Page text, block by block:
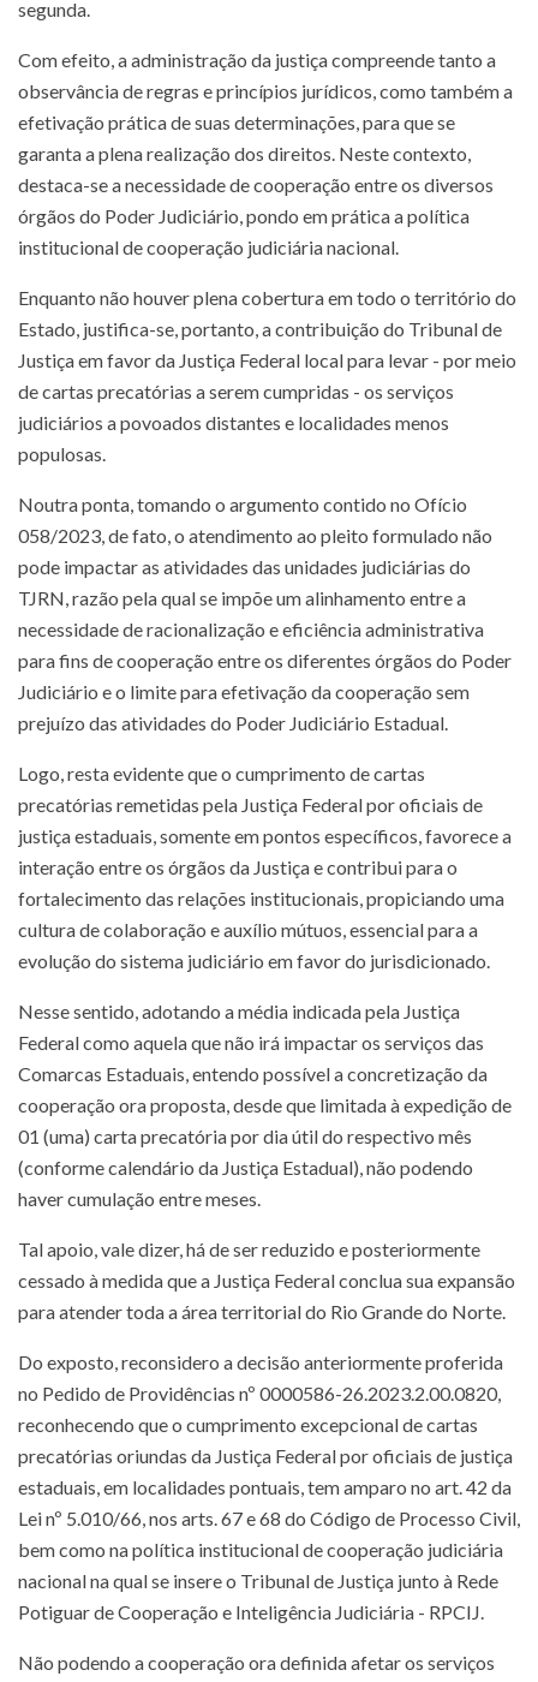
segunda.
Com efeito, a administração da justiça compreende tanto a
observância de regras e princípios jurídicos, como também a
efetivação prática de suas determinações, para que se
garanta a plena realização dos direitos. Neste contexto,
destaca-se a necessidade de cooperação entre os diversos
órgãos do Poder Judiciário, pondo em prática a política
institucional de cooperação judiciária nacional.
Enquanto não houver plena cobertura em todo o território do
Estado, justifica-se, portanto, a contribuição do Tribunal de
Justiça em favor da Justiça Federal local para levar - por meio
de cartas precatórias a serem cumpridas - os serviços
judiciários a povoados distantes e localidades menos
populosas.
Noutra ponta, tomando o argumento contido no Ofício
058/2023, de fato, o atendimento ao pleito formulado não
pode impactar as atividades das unidades judiciárias do
TJRN, razão pela qual se impõe um alinhamento entre a
necessidade de racionalização e eficiência administrativa
para fins de cooperação entre os diferentes órgãos do Poder
Judiciário e o limite para efetivação da cooperação sem
prejuízo das atividades do Poder Judiciário Estadual.
Logo, resta evidente que o cumprimento de cartas
precatórias remetidas pela Justiça Federal por oficiais de
justiça estaduais, somente em pontos específicos, favorece a
interação entre os órgãos da Justiça e contribui para o
fortalecimento das relações institucionais, propiciando uma
cultura de colaboração e auxílio mútuos, essencial para a
evolução do sistema judiciário em favor do jurisdicionado.
Nesse sentido, adotando a média indicada pela Justiça
Federal como aquela que não irá impactar os serviços das
Comarcas Estaduais, entendo possível a concretização da
cooperação ora proposta, desde que limitada à expedição de
01 (uma) carta precatória por dia útil do respectivo mês
(conforme calendário da Justiça Estadual), não podendo
haver cumulação entre meses.
Tal apoio, vale dizer, há de ser reduzido e posteriormente
cessado à medida que a Justiça Federal conclua sua expansão
para atender toda a área territorial do Rio Grande do Norte.
Do exposto, reconsidero a decisão anteriormente proferida
no Pedido de Providências nº 0000586-26.2023.2.00.0820,
reconhecendo que o cumprimento excepcional de cartas
precatórias oriundas da Justiça Federal por oficiais de justiça
estaduais, em localidades pontuais, tem amparo no art. 42 da
Lei nº 5.010/66, nos arts. 67 e 68 do Código de Processo Civil,
bem como na política institucional de cooperação judiciária
nacional na qual se insere o Tribunal de Justiça junto à Rede
Potiguar de Cooperação e Inteligência Judiciária - RPCIJ.
Não podendo a cooperação ora definida afetar os serviços